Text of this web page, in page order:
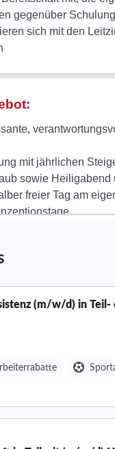
(m/w/d) in Teil-